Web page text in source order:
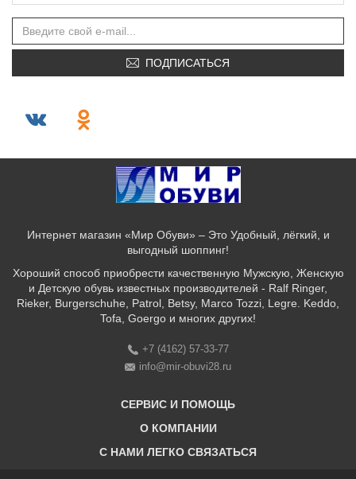
ПОДПИСАТЬСЯ
Интернет магазин «Мир Обуви» – Это Удобный, лёгкий, и
выгодный шоппинг!
Хороший способ приобрести качественную Мужскую, Женскую
и Детскую обувь известных производителей - Ralf Ringer,
Rieker, Burgerschuhe, Patrol, Betsy, Marco Tozzi, Legre. Keddo,
Tofa, Goergo и многих других!
+7 (4162) 57-33-77
info@mir-obuvi28.ru
СЕРВИС И ПОМОЩЬ
Бонусная программа
О КОМПАНИИ
C НАМИ ЛЕГКО СВЯЗАТЬСЯ